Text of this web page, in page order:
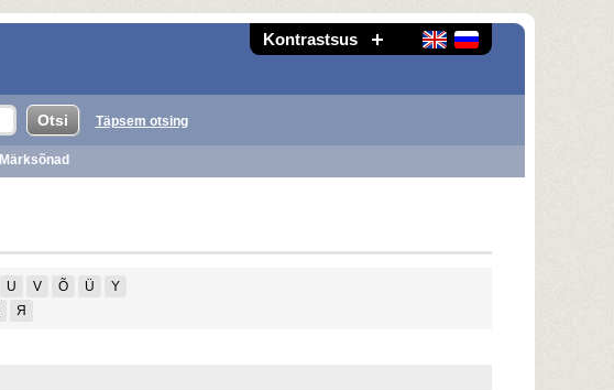
Kontrastsus
Täpsem otsing
Märksõnad
U V Õ Ü
Y
Я